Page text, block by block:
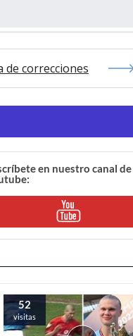
de correcciones
en nuestro canal de
52
visitas